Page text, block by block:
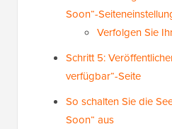
Soon“-
Verfolgen Sie
Schritt 5:
verfügbar“-Seite
So schalten Sie die
Soon“ aus